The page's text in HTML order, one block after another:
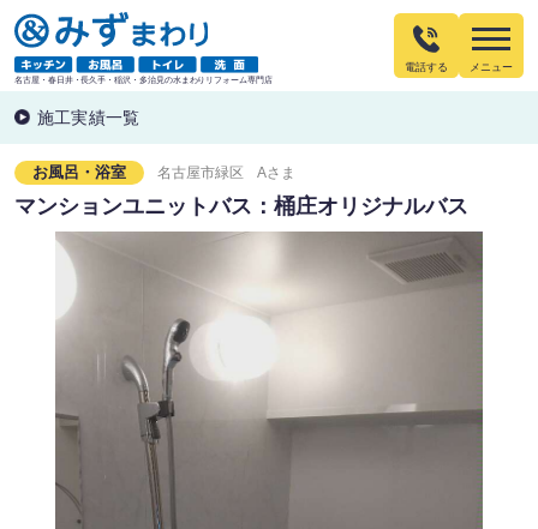
名古屋・春日井・長久手・稲沢・多治見の水まわりリフォーム専門店
電話する
施工実績一覧
お風呂・浴室 名古屋市緑区 Aさま
マンションユニットバス：桶庄オリジナルバス